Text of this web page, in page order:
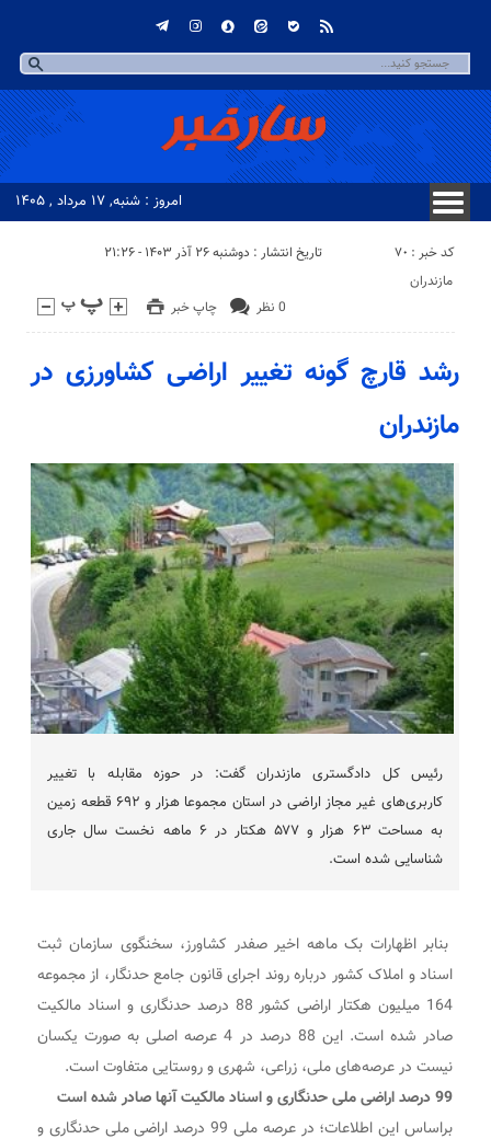
امروز : شنبه, ۱۷ مرداد , ۱۴۰۵
کد خبر : 70 تاریخ انتشار : دوشنبه ۲۶ آذر ۱۴۰۳ - ۲۱:۲۶
چاپ خبر 0 نظر
مازندران
رشد قارچ گونه تغییر اراضی کشاورزی در
مازندران
رئیس کل دادگستری مازندران گفت: در حوزه مقابله با تغییر
کاربری‌های غیر مجاز اراضی در استان مجموعا هزار و ۶۹۲ قطعه زمین
به مساحت ۶۳ هزار و ۵۷۷ هکتار در ۶ ماهه نخست سال جاری
شناسایی شده است.
بنابر اظهارات بک ماهه اخیر صفدر کشاورز، سخنگوی سازمان ثبت
اسناد و املاک کشور درباره روند اجرای قانون جامع حدنگار، از مجموعه
164 میلیون هکتار اراضی کشور 88 درصد حدنگاری و اسناد مالکیت
صادر شده است. این 88 درصد در 4 عرصه اصلی به صورت یکسان
نیست در عرصه‌های ملی، زراعی، شهری و روستایی متفاوت است.
99 درصد اراضی ملی حدنگاری و اسناد مالکیت آنها صادر شده است
براساس این اطلاعات؛ در عرصه ملی 99 درصد اراضی ملی حدنگاری و